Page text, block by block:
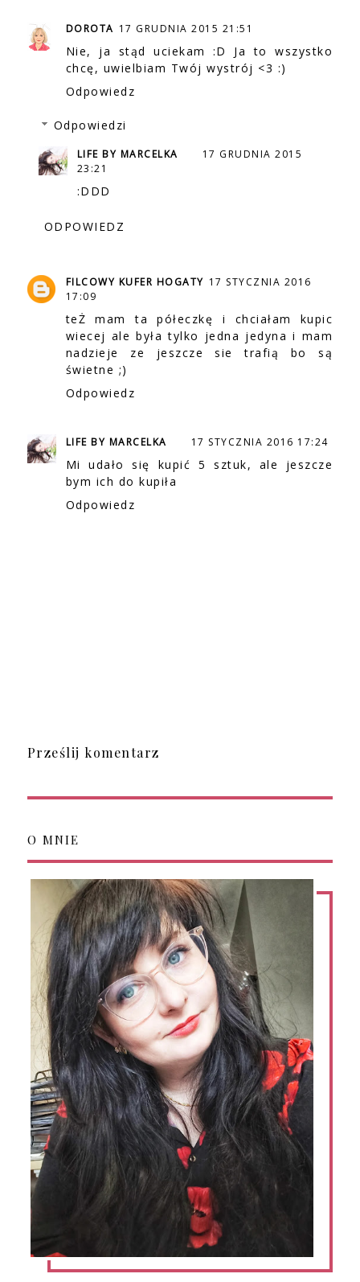
DOROTA 17 GRUDNIA 2015 21:51
Nie, ja stąd uciekam :D Ja to wszystko
chcę, uwielbiam Twój wystrój <3 :)
Odpowiedz
Odpowiedzi
LIFE BY MARCELKA
17 GRUDNIA 2015
23:21
:DDD
ODPOWIEDZ
FILCOWY KUFER HOGATY 17 STYCZNIA 2016
17:09
teŻ mam ta półeczkę i chciałam kupic
wiecej ale była tylko jedna jedyna i mam
nadzieje ze jeszcze sie trafią bo są
świetne ;)
Odpowiedz
LIFE BY MARCELKA 17 STYCZNIA 2016 17:24
Mi udało się kupić 5 sztuk, ale jeszcze
bym ich do kupiła
Odpowiedz
Prześlij komentarz
O MNIE